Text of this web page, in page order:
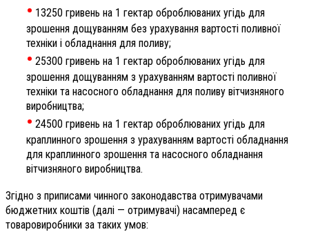
• 13250 гривень на 1 гектар оброблюваних угідь для
зрошення дощуванням без урахування вартості поливної
техніки і обладнання для поливу;
• 25300 гривень на 1 гектар оброблюваних угідь для
зрошення дощуванням з урахуванням вартості поливної
техніки та насосного обладнання для поливу вітчизняного
виробництва;
• 24500 гривень на 1 гектар оброблюваних угідь для
краплинного зрошення з урахуванням вартості обладнання
для краплинного зрошення та насосного обладнання
вітчизняного виробництва.
Згідно з приписами чинного законодавства отримувачами
бюджетних коштів (далі — отримувачі) насамперед є
товаровиробники за таких умов: